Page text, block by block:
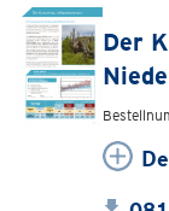
Der